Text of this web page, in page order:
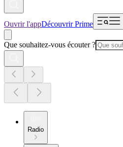
Ouvrir l'appDécouvrir Prime
Que souhaitez-vous écouter ?
Radio